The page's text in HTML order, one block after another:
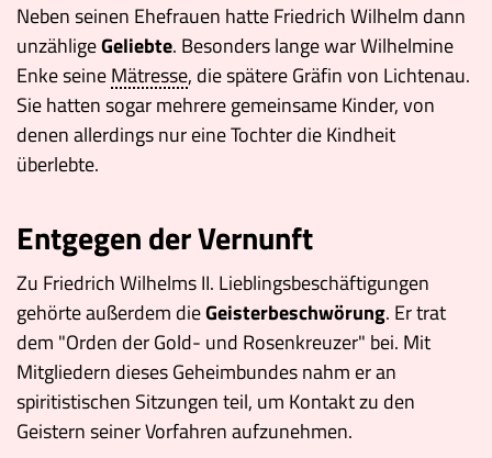
Neben seinen Ehefrauen hatte Friedrich Wilhelm dann
unzähligeGeliebte. Besonders lange war Wilhelmine
Enke seineMätresse, die spätere Gräfin von Lichtenau.
Sie hatten sogar mehrere gemeinsame Kinder, von
denen allerdings nur eine Tochter die Kindheit
überlebte.
Entgegen der Vernunft
Zu Friedrich Wilhelms II. Lieblingsbeschäftigungen
gehörte außerdem dieGeisterbeschwörung. Er trat
dem "Orden der Gold- und Rosenkreuzer" bei. Mit
Mitgliedern dieses Geheimbundes nahm er an
spiritistischen Sitzungen teil, um Kontakt zu den
Geistern seiner Vorfahren aufzunehmen.